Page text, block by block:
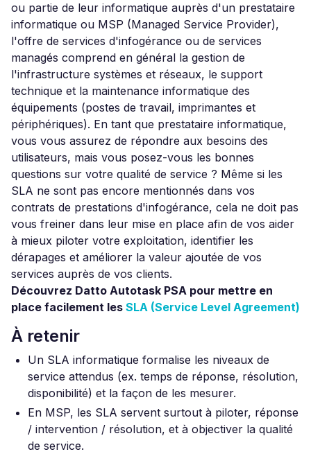
ou partie de leur informatique auprès d'un prestataire
informatique ou MSP (Managed Service Provider),
l'offre de services d'infogérance ou de services
managés comprend en général la gestion de
l'infrastructure systèmes et réseaux, le support
technique et la maintenance informatique des
équipements (postes de travail, imprimantes et
périphériques). En tant que prestataire informatique,
vous vous assurez de répondre aux besoins des
utilisateurs, mais vous posez-vous les bonnes
questions sur votre qualité de service ? Même si les
SLA ne sont pas encore mentionnés dans vos
contrats de prestations d'infogérance, cela ne doit pas
vous freiner dans leur mise en place afin de vos aider
à mieux piloter votre exploitation, identifier les
dérapages et améliorer la valeur ajoutée de vos
services auprès de vos clients.
Découvrez Datto Autotask PSA pour mettre en
place facilement les SLA (Service Level Agreement)
À retenir
Un SLA informatique formalise les niveaux de
service attendus (ex. temps de réponse, résolution,
disponibilité) et la façon de les mesurer.
En MSP, les SLA servent surtout à piloter, réponse
/ intervention / résolution, et à objectiver la qualité
de service.